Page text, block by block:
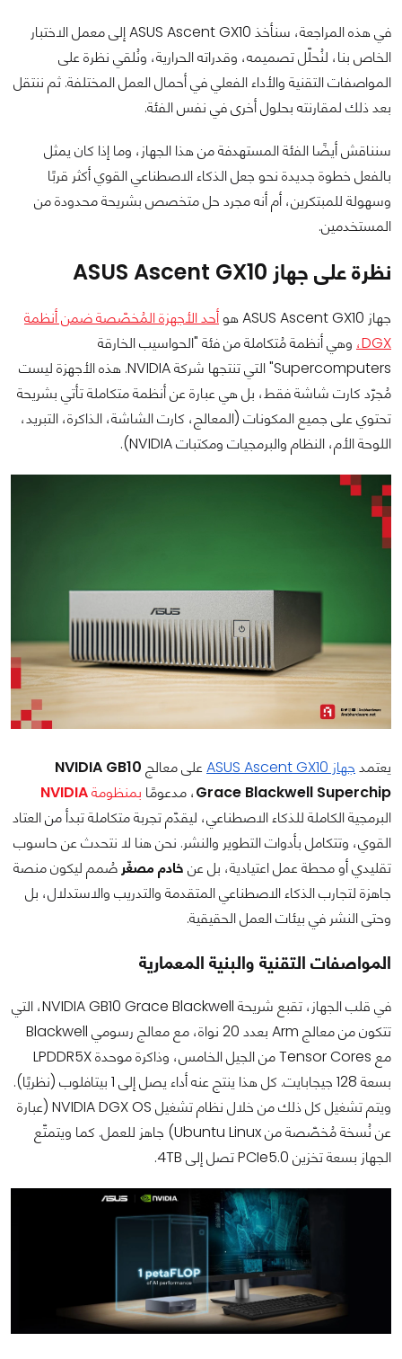
في هذه المراجعة، سنأخذ ASUS Ascent GX10 إلى معمل الاختبار
الخاص بنا، لنُحلّل تصميمه، وقدراته الحرارية، ونُلقي نظرة على
المواصفات التقنية والأداء الفعلي في أحمال العمل المختلفة. ثم ننتقل
بعد ذلك لمقارنته بحلول أخرى في نفس الفئة.
سنناقش أيضًا الفئة المستهدفة من هذا الجهاز، وما إذا كان يمثل
بالفعل خطوة جديدة نحو جعل الذكاء الاصطناعي القوي أكثر قربًا
وسهولة للمبتكرين، أم أنه مجرد حل متخصص بشريحة محدودة من
المستخدمين.
نظرة على جهاز ASUS Ascent GX10
جهاز ASUS Ascent GX10 هو
أحد الأجهزة المُخصّصة ضمن أنظمة
DGX، وهي أنظمة مُتكاملة من فئة "الحواسيب الخارقة
Supercomputers" التي تنتجها شركة NVIDIA. هذه الأجهزة ليست
مُجرّد كارت شاشة فقط، بل هي عبارة عن أنظمة متكاملة تأتي بشريحة
تحتوي على جميع المكونات (المعالج، كارت الشاشة، الذاكرة، التبريد،
اللوحة الأم، النظام والبرمجيات ومكتبات NVIDIA).
يعتمد جهاز ASUS Ascent GX10 على معالج NVIDIA GB10
Grace Blackwell Superchip، مدعومًا بمنظومةNVIDIA
البرمجية الكاملة للذكاء الاصطناعي، ليقدّم تجربة متكاملة تبدأ من العتاد
القوي، وتتكامل بأدوات التطوير والنشر. نحن هنا لا نتحدث عن حاسوب
تقليدي أو محطة عمل اعتيادية، بل عن خادم مصغّر صُمم ليكون منصة
جاهزة لتجارب الذكاء الاصطناعي المتقدمة والتدريب والاستدلال، بل
وحتى النشر في بيئات العمل الحقيقية.
المواصفات التقنية والبنية المعمارية
في قلب الجهاز، تقبع شريحة NVIDIA GB10 Grace Blackwell، التي
تتكون من معالج Arm بعدد 20 نواة، مع معالج رسومي Blackwell
مع Tensor Cores من الجيل الخامس، وذاكرة موحدة LPDDR5X
بسعة 128 جيجابايت. كل هذا ينتج عنه أداء يصل إلى 1 بيتافلوب (نظريًا).
ويتم تشغيل كل ذلك من خلال نظام تشغيل NVIDIA DGX OS (عبارة
عن نُسخة مُخصّصة من Ubuntu Linux) جاهز للعمل. كما ويتمتّع
الجهاز بسعة تخزين PCIe5.0 تصل إلى 4TB.